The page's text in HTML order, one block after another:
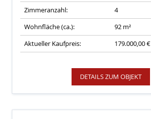
Zimmeranzahl:
4
Wohnfläche (ca.):
92 m²
Aktueller Kaufpreis:
179.000,00 €
DETAILS ZUM OBJEKT